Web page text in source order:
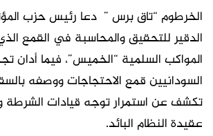
الخرطوم “تاق برس ” دعا رئيس حزب
الدقير للتحقيق والمحاسبة في القمع
المواكب السلمية “الخميس”، فيما أدان
السودانيين قمع الاحتجاجات ووصفه
تكشف عن استمرار توجه قيادات الشرطة
عقيدة النظام البائد.